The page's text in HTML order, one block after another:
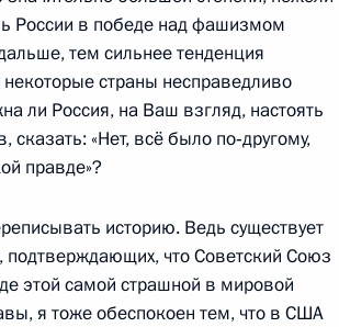
по подготовке
войне
России в победе над фашизмом
тем сильнее тенденция
страны несправедливо
ли Россия, на Ваш взгляд, настоять
сказать: «Нет, всё было по‑другому,
правде»?
историю. Ведь существует
подтверждающих, что Советский Союз
этой самой страшной в мировой
я тоже обеспокоен тем, что в США